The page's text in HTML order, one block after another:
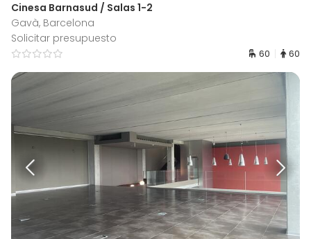
Cinesa Barnasud / Salas 1-2
Gavà, Barcelona
Solicitar presupuesto
60 60